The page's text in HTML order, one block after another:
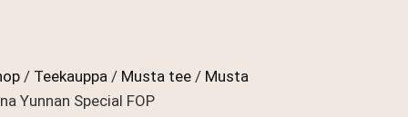
/ Teekauppa / Musta tee / Musta
Yunnan Special FOP